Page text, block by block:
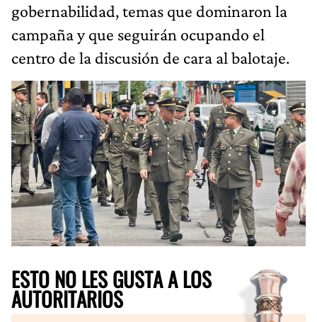
gobernabilidad, temas que dominaron la
campaña y que seguirán ocupando el
centro de la discusión de cara al balotaje.
ESTO NO LES GUSTA A LOS
AUTORITARIOS